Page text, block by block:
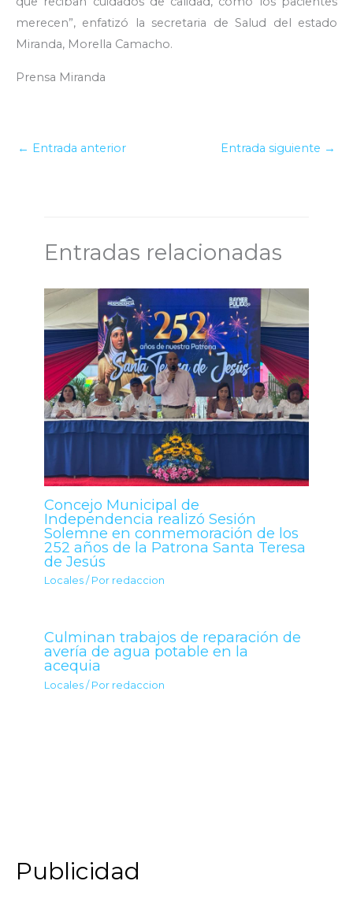
merecen”, enfatizó la secretaria de Salud del estado
Miranda, Morella Camacho.
Prensa Miranda
← Entrada anterior Entrada siguiente →
Entradas relacionadas
Concejo Municipal de
Independencia realizó Sesión
Solemne en conmemoración de los
252 años de la Patrona Santa Teresa
de Jesús
Locales / Por redaccion
Culminan trabajos de reparación de
avería de agua potable en la
acequia
Locales / Por redaccion
Publicidad